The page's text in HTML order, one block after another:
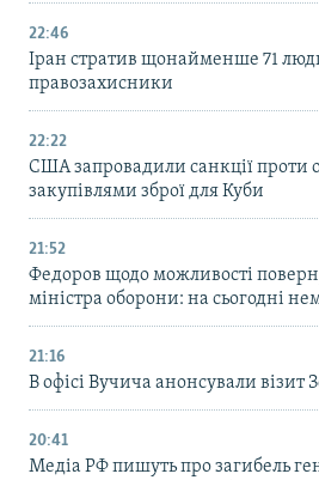
22:46
Іран стратив щонайменше 71
правозахисники
22:22
США запровадили санкції проти
закупівлями зброї для Куби
21:52
Федоров щодо можливості
міністра оборони: на сьогодні
21:16
В офісі Вучича анонсували візит
20:41
Медіа РФ пишуть про загибель